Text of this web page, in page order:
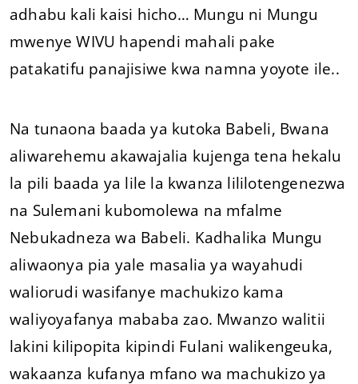
adhabu kali kaisi hicho… Mungu ni Mungu
mwenye WIVU hapendi mahali pake
patakatifu panajisiwe kwa namna yoyote ile..
Na tunaona baada ya kutoka Babeli, Bwana
aliwarehemu akawajalia kujenga tena hekalu
la pili baada ya lile la kwanza lililotengenezwa
na Sulemani kubomolewa na mfalme
Nebukadneza wa Babeli. Kadhalika Mungu
aliwaonya pia yale masalia ya wayahudi
waliorudi wasifanye machukizo kama
waliyoyafanya mababa zao. Mwanzo walitii
lakini kilipopita kipindi Fulani walikengeuka,
wakaanza kufanya mfano wa machukizo ya